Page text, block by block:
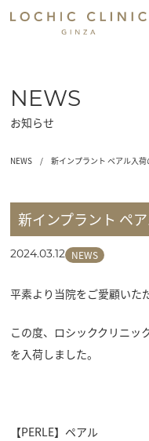
NEWS
お知らせ
NEWS / 新インプラント ペアル入
新インプラント ペ
2024.03.12 NEWS
平素より当院をご愛顧いた
この度、ロシッククリニッ
を入荷しました。
【PERLE】ペアル